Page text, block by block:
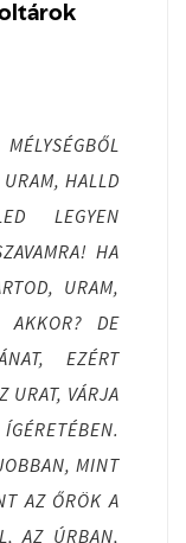
HALLD
LEGYEN
HA
URAM,
AKKOR? DE
EZÉRT
URAT, VÁRJA
MINT
AZ ŐRÖK A
AZ ÚRBAN,